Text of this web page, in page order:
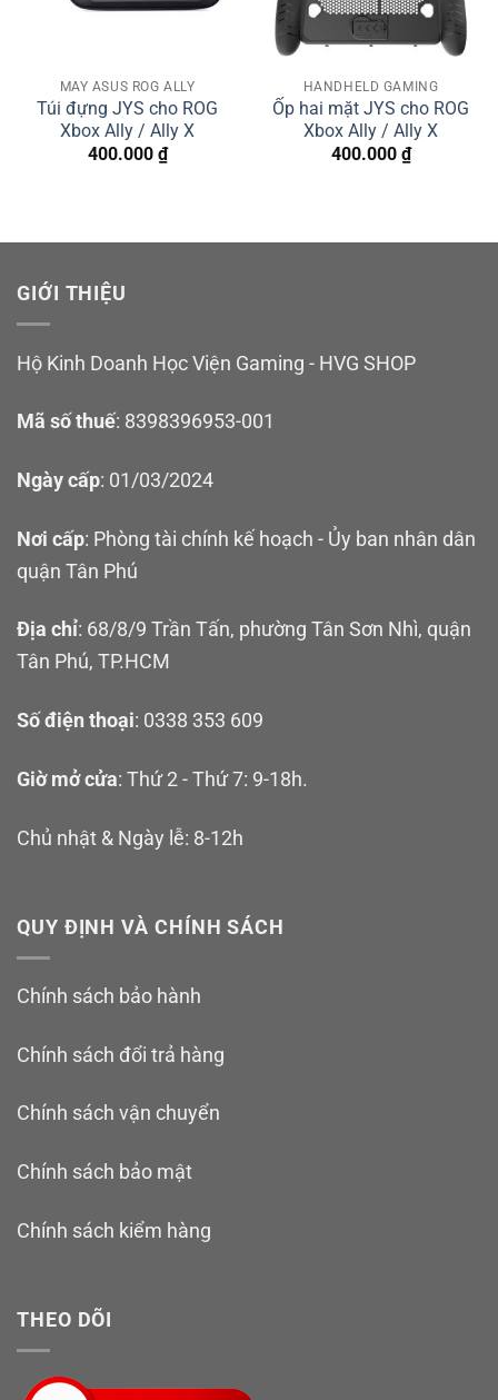
MÁY ASUS ROG ALLY
Túi đựng JYS cho ROG
Xbox Ally / Ally X
400.000 ₫
HANDHELD GAMING
Ốp hai mặt JYS cho ROG
Xbox Ally / Ally X
400.000 ₫
GIỚI THIỆU
Hộ Kinh Doanh Học Viện Gaming - HVG SHOP
Mã số thuế: 8398396953-001
Ngày cấp: 01/03/2024
Nơi cấp: Phòng tài chính kế hoạch - Ủy ban nhân dân
quận Tân Phú
Địa chỉ: 68/8/9 Trần Tấn, phường Tân Sơn Nhì, quận
Tân Phú, TP.HCM
Số điện thoại: 0338 353 609
Giờ mở cửa: Thứ 2 - Thứ 7: 9-18h.
Chủ nhật & Ngày lễ: 8-12h
QUY ĐỊNH VÀ CHÍNH SÁCH
Chính sách bảo hành
Chính sách đổi trả hàng
Chính sách vận chuyển
Chính sách bảo mật
Chính sách kiểm hàng
THEO DÕI